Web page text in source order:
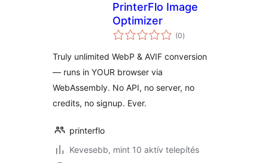
PrinterFlo Image
Optimizer
(0értékelés
összesen
)
Truly unlimited WebP & AVIF conversion
— runs in YOUR browser via
WebAssembly. No API, no server, no
credits, no signup. Ever.
printerflo
Kevesebb, mint 10 aktív telepítés